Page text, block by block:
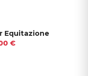
Equitazione
€